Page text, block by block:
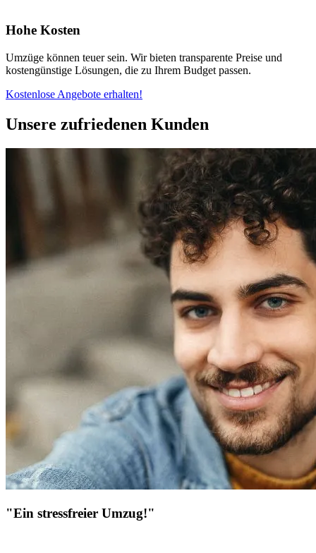
Hohe Kosten
Umzüge können teuer sein. Wir bieten transparente Preise und
kostengünstige Lösungen, die zu Ihrem Budget passen.
Kostenlose Angebote erhalten!
Unsere zufriedenen Kunden
"Ein stressfreier Umzug!"